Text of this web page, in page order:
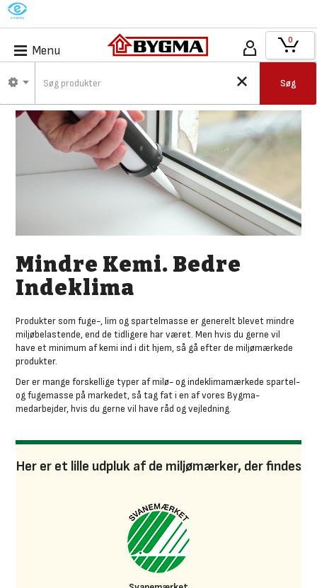
M
Menu
Søg
0
Mindre Kemi. Bedre
Indeklima
Produkter som fuge-, lim og spartelmasse er generelt blevet mindre
miljøbelastende, end de tidligere har været. Men hvis du gerne vil
have et minimum af kemi ind i dit hjem, så gå efter de miljømærkede
produkter.
Der er mange forskellige typer af milø- og indeklimamærkede spartel-
og fugemasse på markedet, så tag fat i en af vores Bygma-
medarbejder, hvis du gerne vil have råd og vejledning.
Her er et lille udpluk af de miljømærker, der findes